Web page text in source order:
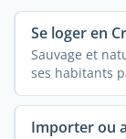
Se loger en
Sauvage et
ses habitants
Importer ou